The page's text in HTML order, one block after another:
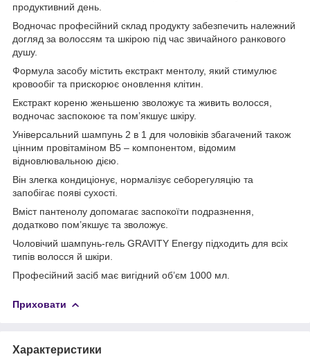
продуктивний день.
Водночас професійний склад продукту забезпечить належний
догляд за волоссям та шкірою під час звичайного ранкового
душу.
Формула засобу містить екстракт ментолу, який стимулює
кровообіг та прискорює оновлення клітин.
Екстракт кореню женьшеню зволожує та живить волосся,
водночас заспокоює та пом’якшує шкіру.
Універсальний шампунь 2 в 1 для чоловіків збагачений також
цінним провітаміном B5 – компонентом, відомим
відновлювальною дією.
Він злегка кондиціонує, нормалізує себорегуляцію та
запобігає появі сухості.
Вміст пантенолу допомагає заспокоїти подразнення,
додатково пом’якшує та зволожує.
Чоловічий шампунь-гель GRAVITY Energy підходить для всіх
типів волосся й шкіри.
Професійний засіб має вигідний об’єм 1000 мл.
Приховати
Характеристики